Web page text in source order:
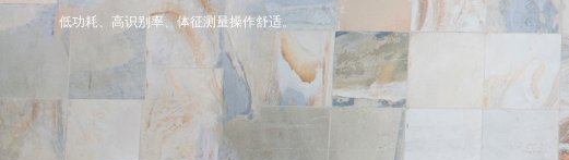
低功耗、高识别率、体征测量操作舒适。